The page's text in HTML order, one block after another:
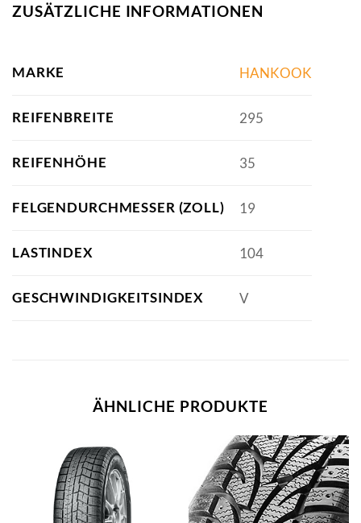
ZUSÄTZLICHE INFORMATIONEN
MARKE HANKOOK
REIFENBREITE 295
REIFENHÖHE 35
FELGENDURCHMESSER (ZOLL) 19
LASTINDEX 104
GESCHWINDIGKEITSINDEX V
ÄHNLICHE PRODUKTE